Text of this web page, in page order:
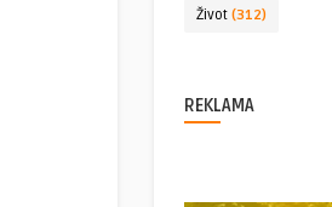
Život (312)
REKLAMA